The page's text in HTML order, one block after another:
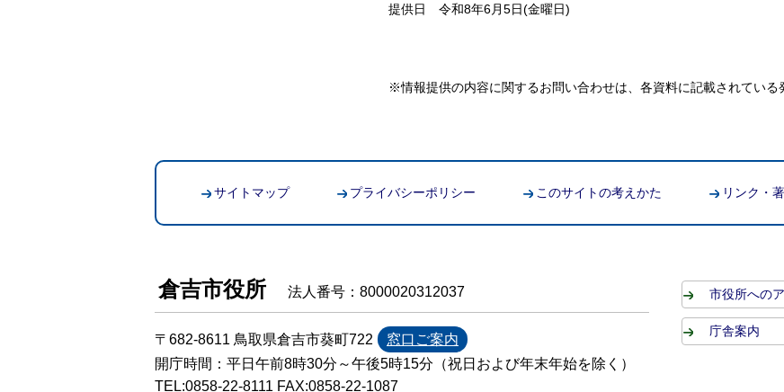
提供日 令和8年6月5日(金曜日)
※情報提供の内容に関するお問い合わせは、各資料に記載されている
サイトマップ プライバシーポリシー このサイトの考えかた リンク・
倉吉市役所 法人番号：8000020312037
〒682-8611 鳥取県倉吉市葵町722
窓口ご案内
開庁時間：平日午前8時30分～午後5時15分（祝日および年末年始を除く）
TEL:0858-22-8111 FAX:0858-22-1087
市役所への
庁舎案内